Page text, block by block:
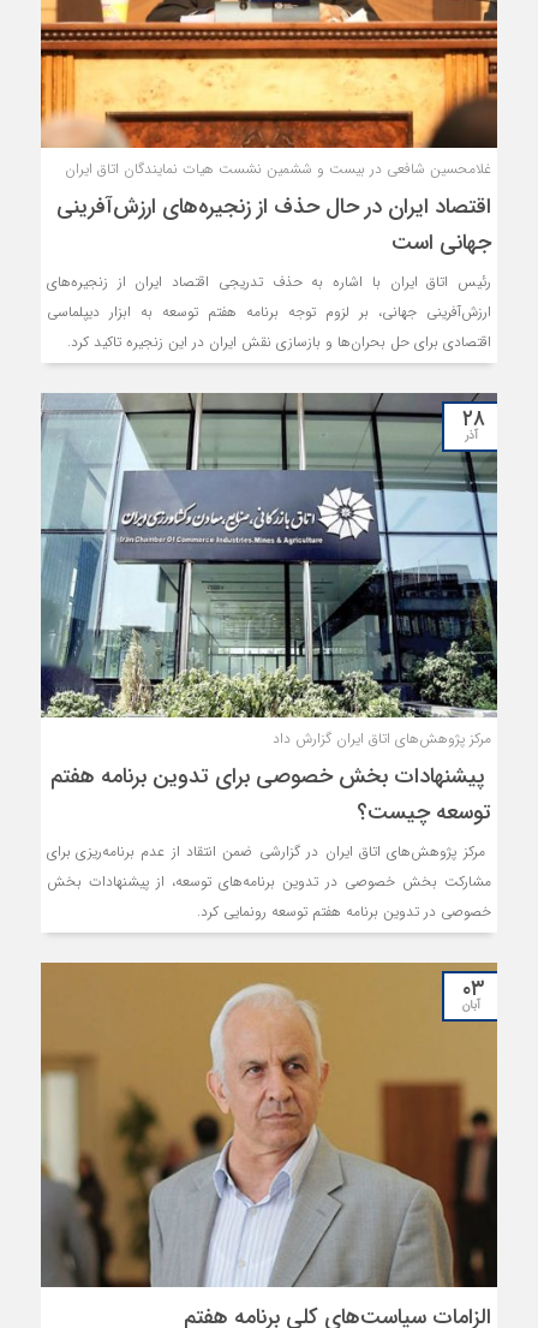
غلامحسین شافعی در بیست و ششمین نشست هیات نمایندگان اتاق ایران
اقتصاد ایران در حال حذف از زنجیره‌های ارزش‌آفرینی
جهانی است
رئیس اتاق ایران با اشاره به حذف تدریجی اقتصاد ایران از زنجیره‌های
ارزش‌آفرینی جهانی، بر لزوم توجه برنامه هفتم توسعه به ابزار دیپلماسی
اقتصادی برای حل بحران‌ها و بازسازی نقش ایران در این زنجیره تاکید کرد.
۲۸
آذر
مرکز پژوهش‌های اتاق ایران گزارش داد
پیشنهادات بخش خصوصی برای تدوین برنامه هفتم
توسعه چیست؟
مرکز پژوهش‌های اتاق ایران در گزارشی ضمن انتقاد از عدم برنامه‌ریزی برای
مشارکت بخش خصوصی در تدوین برنامه‌های توسعه، از پیشنهادات بخش
خصوصی در تدوین برنامه هفتم توسعه رونمایی کرد.
۰۳
آبان
الزامات سیاست‌های کلی برنامه هفتم